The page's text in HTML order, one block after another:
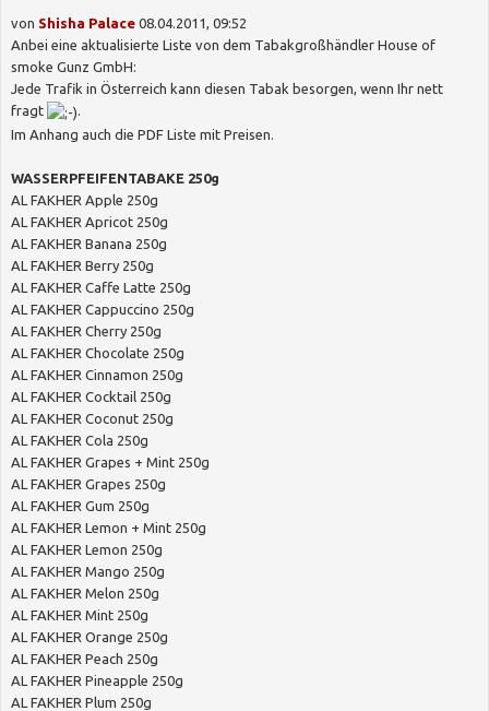
von Shisha Palace 08.04.2011, 09:52
Anbei eine aktualisierte Liste von dem Tabakgroßhändler House of
smoke Gunz GmbH:
Jede Trafik in Österreich kann diesen Tabak besorgen, wenn Ihr nett
fragt
.
Im Anhang auch die PDF Liste mit Preisen.
WASSERPFEIFENTABAKE 250g
AL FAKHER Apple 250g
AL FAKHER Apricot 250g
AL FAKHER Banana 250g
AL FAKHER Berry 250g
AL FAKHER Caffe Latte 250g
AL FAKHER Cappuccino 250g
AL FAKHER Cherry 250g
AL FAKHER Chocolate 250g
AL FAKHER Cinnamon 250g
AL FAKHER Cocktail 250g
AL FAKHER Coconut 250g
AL FAKHER Cola 250g
AL FAKHER Grapes + Mint 250g
AL FAKHER Grapes 250g
AL FAKHER Gum 250g
AL FAKHER Lemon + Mint 250g
AL FAKHER Lemon 250g
AL FAKHER Mango 250g
AL FAKHER Melon 250g
AL FAKHER Mint 250g
AL FAKHER Orange 250g
AL FAKHER Peach 250g
AL FAKHER Pineapple 250g
AL FAKHER Plum 250g